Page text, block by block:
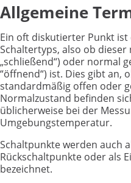
Allgemeine
Ein oft diskutierter Punkt ist
Schaltertyps, also ob
„schließend“) oder normal
“öffnend“) ist. Dies gibt an,
standardmäßig offen oder
Normalzustand befinden
üblicherweise bei der
Umgebungstemperatur.
Schaltpunkte werden auch
Rückschaltpunkte oder als
bezeichnet.